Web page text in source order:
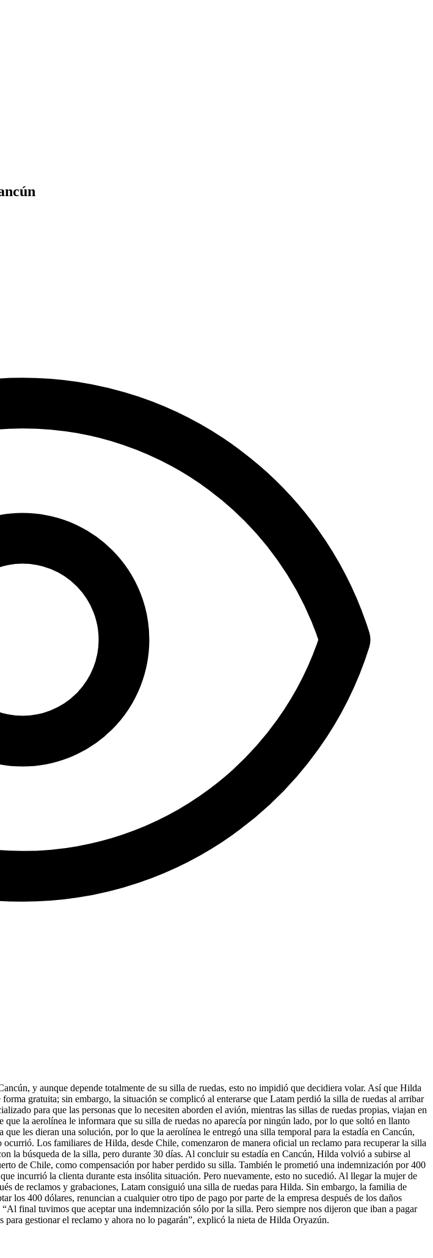
y aunque depende totalmente de su silla de ruedas, esto no impidió que decidiera volar. Así que Hilda
gratuita; sin embargo, la situación se complicó al enterarse que Latam perdió la silla de ruedas al arribar
para que las personas que lo necesiten aborden el avión, mientras las sillas de ruedas propias, viajan en
la aerolínea le informara que su silla de ruedas no aparecía por ningún lado, por lo que soltó en llanto
les dieran una solución, por lo que la aerolínea le entregó una silla temporal para la estadía en Cancún,
Los familiares de Hilda, desde Chile, comenzaron de manera oficial un reclamo para recuperar la silla
la búsqueda de la silla, pero durante 30 días. Al concluir su estadía en Cancún, Hilda volvió a subirse al
de Chile, como compensación por haber perdido su silla. También le prometió una indemnización por 400
incurrió la clienta durante esta insólita situación. Pero nuevamente, esto no sucedió. Al llegar la mujer de
de reclamos y grabaciones, Latam consiguió una silla de ruedas para Hilda. Sin embargo, la familia de
400 dólares, renuncian a cualquier otro tipo de pago por parte de la empresa después de los daños
“Al final tuvimos que aceptar una indemnización sólo por la silla. Pero siempre nos dijeron que iban a pagar
gestionar el reclamo y ahora no lo pagarán”, explicó la nieta de Hilda Oryazún.